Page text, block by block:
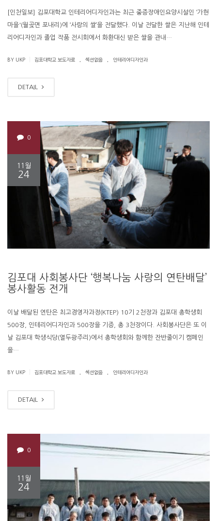
[인천일보] 김포대학교 인테리어디자인과는 최근 중증장애인요양시설인 ‘가현
마을'(월곶면 포내리)에 ‘사랑의 쌀’을 전달했다. 이날 전달한 쌀은 지난해 인테
리어디자인과 졸업 작품 전시회에서 화환대신 받은 쌀을 관내…
BY UKP 김포대학교 보도자료 섹션없음 인테리어디자인과
DETAIL
0
11월
24
김포대 사회봉사단 ‘행복나눔 사랑의 연탄배달’
봉사활동 전개
이날 배달된 연탄은 최고경영자과정(KTEP) 10기 2천장과 김포대 총학생회
500장, 인테리어디자인과 500장을 기증, 총 3천장이다. 사회봉사단은 또 이
날 김포대 학생식당(열두광주리)에서 총학생회와 함께한 잔반줄이기 캠페인
을…
BY UKP 김포대학교 보도자료 섹션없음 인테리어디자인과
DETAIL
0
11월
24